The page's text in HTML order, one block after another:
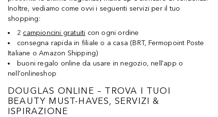
Inoltre, vediamo come ovvi i seguenti servizi per il tuo
shopping:
2 campioncini gratuiti con ogni ordine
consegna rapida in filiale o a casa (BRT, Fermopoint Poste
Italiane o Amazon Shipping)
buoni regalo online da usare in negozio, nell'app o
nell'onlineshop
DOUGLAS ONLINE – TROVA I TUOI
BEAUTY MUST-HAVES, SERVIZI &
ISPIRAZIONE